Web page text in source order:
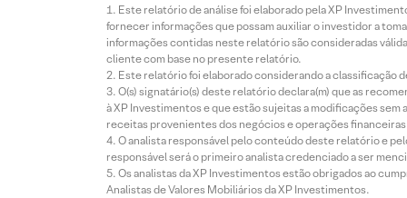
Este relatório de análise foi elaborado pela XP
fornecer informações que possam auxiliar o investidor a
informações contidas neste relatório são consideradas
cliente com base no presente relatório.
Este relatório foi elaborado considerando a classificação
O(s) signatário(s) deste relatório declara(m) que as
à XP Investimentos e que estão sujeitas a modificações
receitas provenientes dos negócios e operações
O analista responsável pelo conteúdo deste relatório e
responsável será o primeiro analista credenciado a ser
Os analistas da XP Investimentos estão obrigados ao
Analistas de Valores Mobiliários da XP Investimentos.